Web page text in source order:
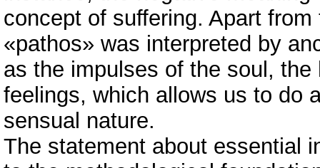
concept of suffering. Apart
«pathos» was interpreted by
as the impulses of the soul,
feelings, which allows us to do
sensual nature.
The statement about essential